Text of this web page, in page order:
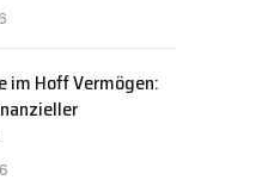
im Hoff Vermögen: